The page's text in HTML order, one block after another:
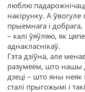
люблю
накірунку. А ўвогуле
прыемнага і
– калі ўяўляю, як
аднакласнікаў.
Гэта дзіўна, але
разумеем, што нашы
дзеці – што яны
сталі прыгожымі і